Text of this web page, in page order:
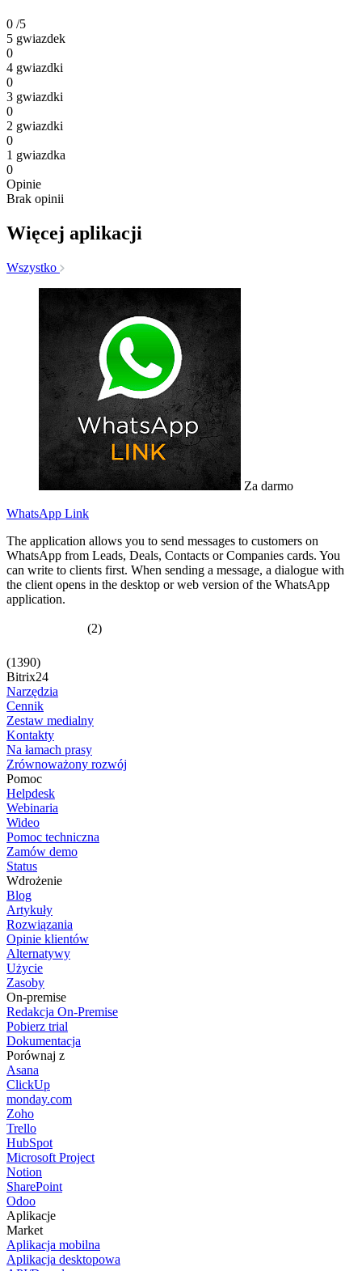
0 /5
5 gwiazdek
0
4 gwiazdki
0
3 gwiazdki
0
2 gwiazdki
0
1 gwiazdka
0
Opinie
Brak opinii
Więcej aplikacji
Wszystko
Za darmo
WhatsApp Link
The application allows you to send messages to customers on
WhatsApp from Leads, Deals, Contacts or Companies cards. You
can write to clients first. When sending a message, a dialogue with
the client opens in the desktop or web version of the WhatsApp
application.
(2)
(1390)
Bitrix24
Narzędzia
Cennik
Zestaw medialny
Kontakty
Na łamach prasy
Zrównoważony rozwój
Pomoc
Helpdesk
Webinaria
Wideo
Pomoc techniczna
Zamów demo
Status
Wdrożenie
Blog
Artykuły
Rozwiązania
Opinie klientów
Alternatywy
Użycie
Zasoby
On-premise
Redakcja On-Premise
Pobierz trial
Dokumentacja
Porównaj z
Asana
ClickUp
monday.com
Zoho
Trello
HubSpot
Microsoft Project
Notion
SharePoint
Odoo
Aplikacje
Market
Aplikacja mobilna
Aplikacja desktopowa